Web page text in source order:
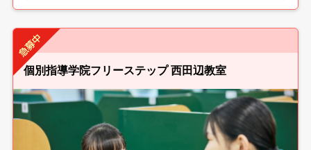
個別指導学院フリーステップ 西田辺教室